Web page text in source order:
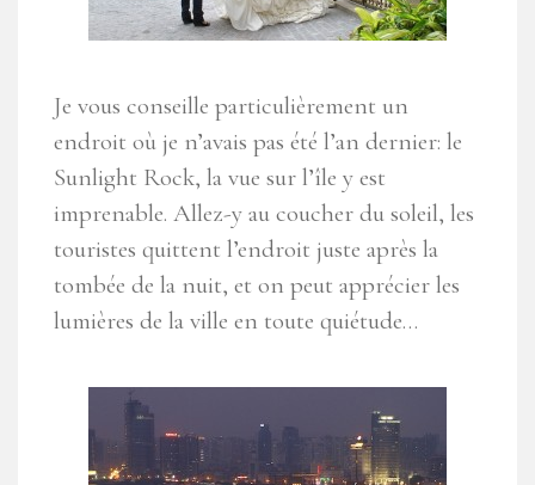
Je vous conseille particulièrement un
endroit où je n’avais pas été l’an dernier: le
Sunlight Rock, la vue sur l’île y est
imprenable. Allez-y au coucher du soleil, les
touristes quittent l’endroit juste après la
tombée de la nuit, et on peut apprécier les
lumières de la ville en toute quiétude…